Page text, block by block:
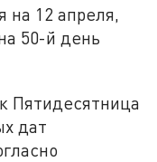
на 12 апреля,
50-й день
Пятидесятница
дат